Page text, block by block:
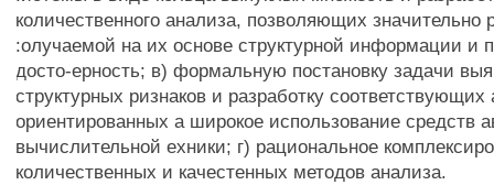
количественного анализа, позволяющих значительно
:олучаемой на их основе структурной информации и
досто-ерность; в) формальную постановку задачи
структурных ризнаков и разработку соответствующих
ориентированных а широкое использование средств
вычислительной ехники; г) рациональное
количественных и качестенных методов анализа.